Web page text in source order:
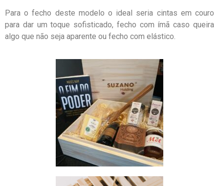
Para o fecho deste modelo o ideal seria cintas em couro
para dar um toque sofisticado, fecho com ímã caso queira
algo que não seja aparente ou fecho com elástico.